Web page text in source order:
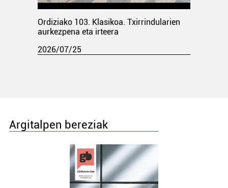
Ordiziako 103. Klasikoa. Txirrindularien
aurkezpena eta irteera
2026/07/25
Argitalpen bereziak